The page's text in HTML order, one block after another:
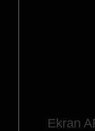
Ekran